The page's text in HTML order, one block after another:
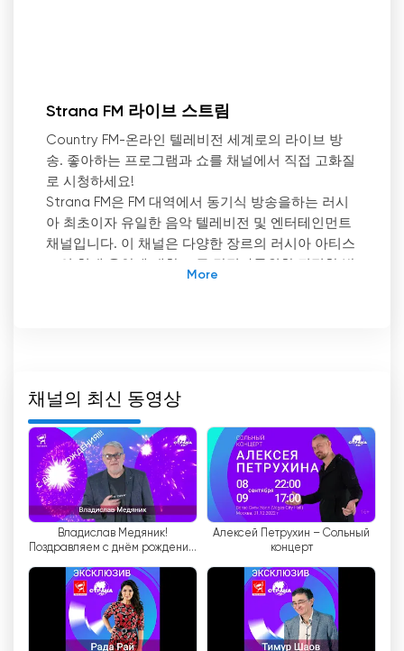
Strana FM 라이브 스트림
Country FM-온라인 텔레비전 세계로의 라이브 방
송. 좋아하는 프로그램과 쇼를 채널에서 직접 고화질
로 시청하세요!
Strana FM은 FM 대역에서 동기식 방송을하는 러시
아 최초이자 유일한 음악 텔레비전 및 엔터테인먼트
채널입니다. 이 채널은 다양한 장르의 러시아 아티스
신 이벤트를 알 수 있도록하는 라이브 방송입니다.
덕분에 러시아 아티스트의 모든 새 앨범과 인기 트랙
을 가장 먼저들을 수 있습니다. 또한 라이브 방송을
통해 시청자는 방송에서 직접 공연과 감정을 볼 수
있기 때문에 아티스트와 더 가까워 질 수 있습니다.
또한 TV 채널 Strana FM은 온라인으로 TV를 시청할
수있는 기회를 제공하여 누구나 이용할 수 있습니다.
덕분에 시청자는 편리한 시간과 장소에서 좋아하는
음악 프로그램을 즐길 수 있습니다. 인터넷 연결과
비디오 재생이 가능한 장치 만 있으면되므로 TV에
연결할 필요가 없습니다.
채널의 최신 동영상
Владислав Медяник!
Поздравляем с днём рождения!
Алексей Петрухин – Сольный
концерт